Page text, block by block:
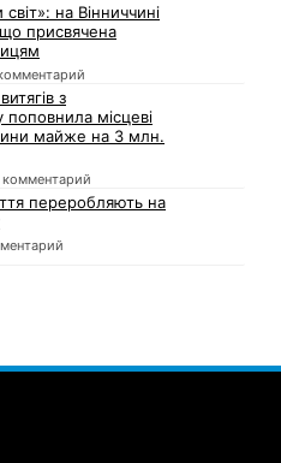
на Вінниччині
присвячена
з
місцеві
майже на 3 млн.
комментарий
переробляють на